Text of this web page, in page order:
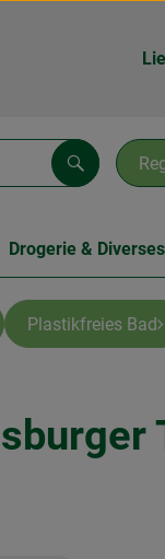
Suchen
Drogerie & Diverses
Plastikfreies Bad
hinzufügen